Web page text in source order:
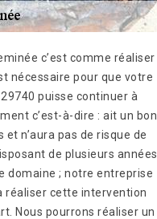
c’est comme réaliser
nécessaire pour que votre
puisse continuer à
c’est-à-dire : ait un bon
n’aura pas de risque de
de plusieurs années
domaine ; notre entreprise
réaliser cette intervention
Nous pourrons réaliser un